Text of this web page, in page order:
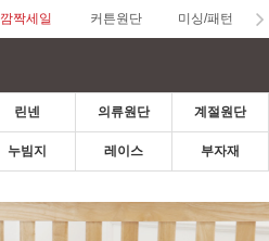
깜짝세일 커튼원단 미싱/패턴
린넨 의류원단 계절원단
누빔지 레이스 부자재